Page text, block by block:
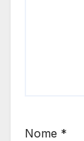
Nome *